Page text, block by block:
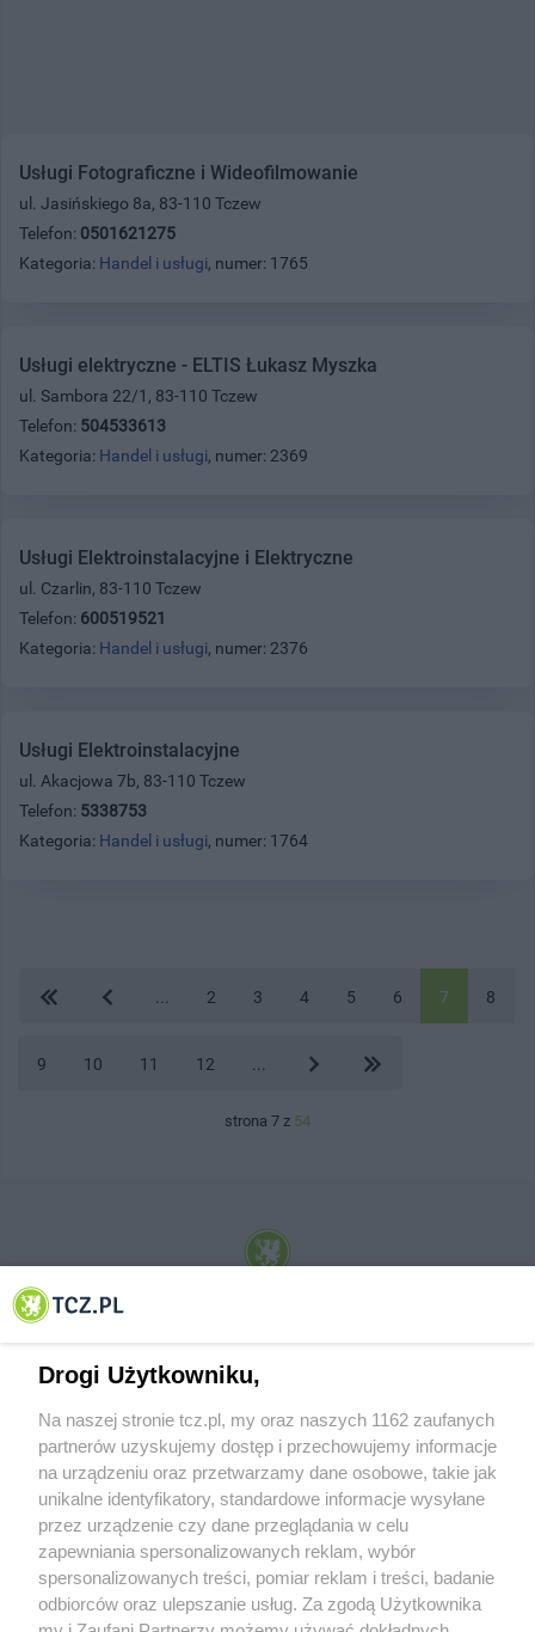
Usługi Fotograficzne i Wideofilmowanie
ul. Jasińskiego 8a, 83-110 Tczew
Telefon: 0501621275
Kategoria: Handel i usługi, numer: 1765
Usługi elektryczne - ELTIS Łukasz Myszka
ul. Sambora 22/1, 83-110 Tczew
Telefon: 504533613
Kategoria: Handel i usługi, numer: 2369
Usługi Elektroinstalacyjne i Elektryczne
ul. Czarlin, 83-110 Tczew
Telefon: 600519521
Kategoria: Handel i usługi, numer: 2376
Usługi Elektroinstalacyjne
ul. Akacjowa 7b, 83-110 Tczew
Telefon: 5338753
Kategoria: Handel i usługi, numer: 1764
2 3 4 5 6 7 8
9 10 11 12
strona 7 z 54
© 2001-2026 Tczew - TCZ.PL Sp. z o.o. Internetowy Serwis Informacyjny Miasta
O FIRMIE POLITYKA PRYWATNOŚCI HOSTING
REKLAMA WSPÓŁPRACA RSS FACEBOOK KONTAKT
Drogi Użytkowniku,
Na naszej stronie tcz.pl, my oraz naszych 1162 zaufanych
partnerów uzyskujemy dostęp i przechowujemy informacje
na urządzeniu oraz przetwarzamy dane osobowe, takie jak
unikalne identyfikatory, standardowe informacje wysyłane
przez urządzenie czy dane przeglądania w celu
zapewniania spersonalizowanych reklam, wybór
spersonalizowanych treści, pomiar reklam i treści, badanie
odbiorców oraz ulepszanie usług. Za zgodą Użytkownika